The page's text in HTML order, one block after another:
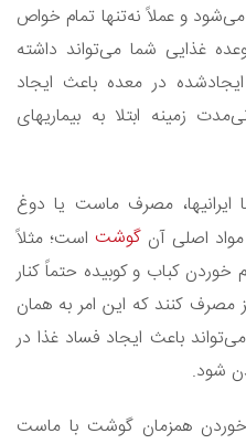
و عملاً نه‌تنها تمام خواص
غذایی شما می‌تواند داشته
در معده باعث ایجاد
زمینه ابتلا به بیماریهای
ایرانیها، مصرف ماست یا دوغ
اصلی آن گوشت است؛ مثلاً
خوردن کباب و کوبیده حتماً کنار
کنند که این امر به همان
باعث ایجاد فساد غذا در
شود.
همزمان گوشت با ماست